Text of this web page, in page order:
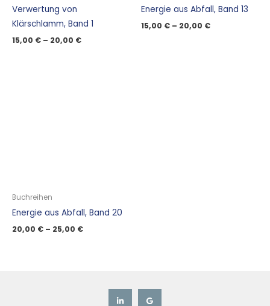
Verwertung von
Klärschlamm, Band 1
15,00 € – 20,00 €
Energie aus Abfall, Band 13
15,00 € – 20,00 €
Buchreihen
Energie aus Abfall, Band 20
20,00 € – 25,00 €